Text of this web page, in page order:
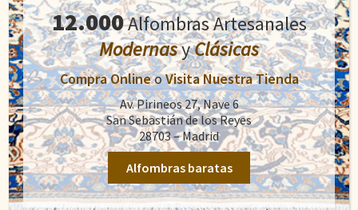
Descubre el catálogo de
alfombras para salón y
dormitorio online de
Shaddai
Si quieres conseguir tualfombra de salón o dormitorio
no lo pienses y ven a visitarnos a nuestra tienda de
12.000Alfombras Artesanales
ModernasyClásicas
Compra OnlineoVisita Nuestra Tienda
Av. Pirineos 27, Nave 6
San Sebastián de los Reyes
28703 – Madrid
Alfombras baratas